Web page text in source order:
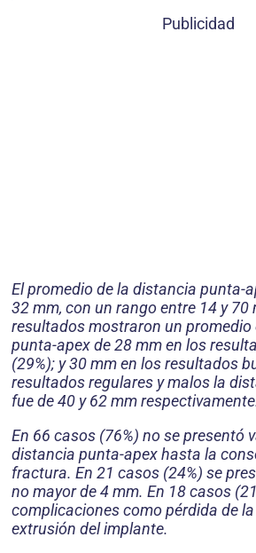
Publicidad
El promedio de la distancia punta-
32 mm, con un rango entre 14 y 70
resultados mostraron un promedio
punta-apex de 28 mm en los
(29%); y 30 mm en los resultados
resultados regulares y malos la
fue de 40 y 62 mm
En 66 casos (76%) no se presentó
distancia punta-apex hasta la
fractura. En 21 casos (24%) se
no mayor de 4 mm. En 18 casos
complicaciones como pérdida de
extrusión del implante.